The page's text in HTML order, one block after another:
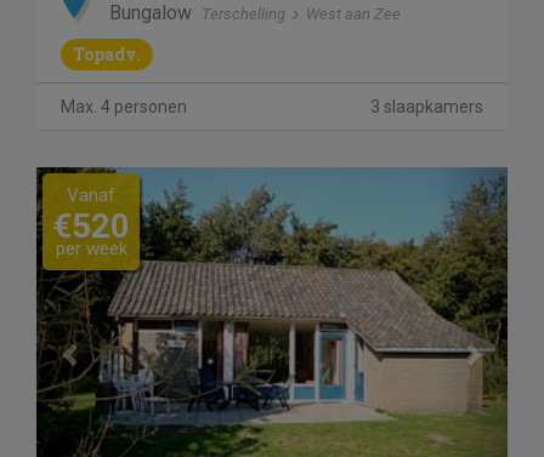
Bungalow Terschelling West aan Zee
Topadv.
Max. 4 personen 3 slaapkamers
Previous Next
Vanaf
€520
per week